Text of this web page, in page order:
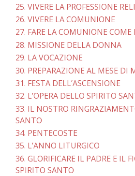
25. VIVERE LA PROFESSIONE
26. VIVERE LA COMUNIONE
27. FARE LA COMUNIONE
28. MISSIONE DELLA DONNA
29. LA VOCAZIONE
30. PREPARAZIONE AL MESE DI
31. FESTA DELL’ASCENSIONE
32. L’OPERA DELLO SPIRITO
33. IL NOSTRO
SANTO
34. PENTECOSTE
35. L’ANNO LITURGICO
36. GLORIFICARE IL PADRE E IL
SPIRITO SANTO